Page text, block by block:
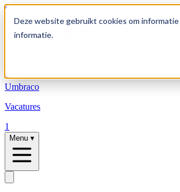
Deze website gebruikt cookies om
informatie.
Skip to content
Umbraco
Vacatures
1
Menu ▾